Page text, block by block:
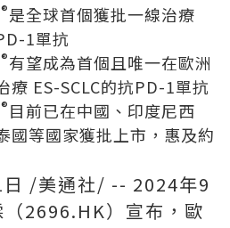
®是全球首個獲批一線治療
1單抗
®有望成為首個且唯一在歐洲
療 ES-SCLC的抗PD-1單抗
® 目前已在中國、印度尼西
國等國家獲批上市，惠及約
/美通社/ -- 2024年9
2696.HK）宣布，歐